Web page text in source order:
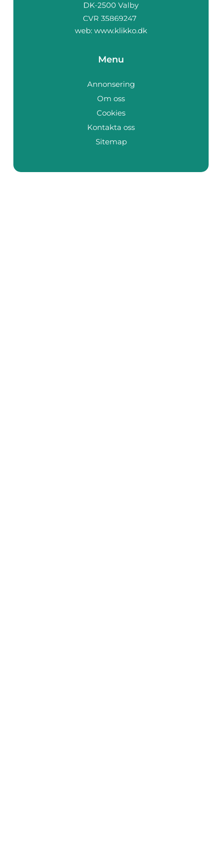
web: www.klikko.dk
Menu
Annonsering
Om oss
Cookies
Kontakta oss
Sitemap